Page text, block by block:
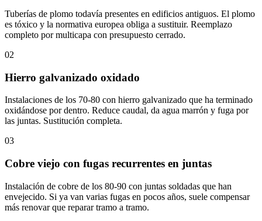
Tuberías de plomo todavía presentes en edificios antiguos. El plomo
es tóxico y la normativa europea obliga a sustituir. Reemplazo
completo por multicapa con presupuesto cerrado.
02
Hierro galvanizado oxidado
Instalaciones de los 70-80 con hierro galvanizado que ha terminado
oxidándose por dentro. Reduce caudal, da agua marrón y fuga por
las juntas. Sustitución completa.
03
Cobre viejo con fugas recurrentes en juntas
Instalación de cobre de los 80-90 con juntas soldadas que han
envejecido. Si ya van varias fugas en pocos años, suele compensar
más renovar que reparar tramo a tramo.